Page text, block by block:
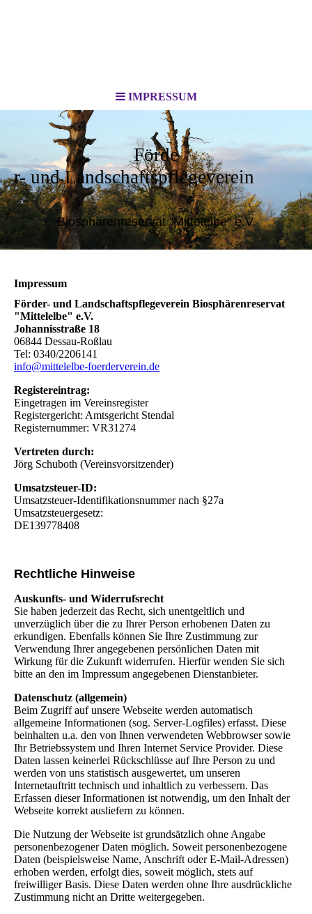
IMPRESSUM
Förde
r- und Landschaftspflegeverein
Biosphärenreservat "Mittelelbe" e.V.
Impressum
Förder- und Landschaftspflegeverein Biosphärenreservat
"Mittelelbe" e.V.
Johannisstraße 18
06844 Dessau-Roßlau
Tel: 0340/2206141
info@mittelelbe-foerderverein.de
Registereintrag:
Eingetragen im Vereinsregister
Registergericht: Amtsgericht Stendal
Registernummer: VR31274
Vertreten durch:
Jörg Schuboth (Vereinsvorsitzender)
Umsatzsteuer-ID:
Umsatzsteuer-Identifikationsnummer nach §27a
Umsatzsteuergesetz:
DE139778408
Rechtliche Hinweise
Auskunfts- und Widerrufsrecht
Sie haben jederzeit das Recht, sich unentgeltlich und
unverzüglich über die zu Ihrer Person erhobenen Daten zu
erkundigen. Ebenfalls können Sie Ihre Zustimmung zur
Verwendung Ihrer angegebenen persönlichen Daten mit
Wirkung für die Zukunft widerrufen. Hierfür wenden Sie sich
bitte an den im Impressum angegebenen Dienstanbieter.
Datenschutz (allgemein)
Beim Zugriff auf unsere Webseite werden automatisch
allgemeine Informationen (sog. Server-Logfiles) erfasst. Diese
beinhalten u.a. den von Ihnen verwendeten Webbrowser sowie
Ihr Betriebssystem und Ihren Internet Service Provider. Diese
Daten lassen keinerlei Rückschlüsse auf Ihre Person zu und
werden von uns statistisch ausgewertet, um unseren
Internetauftritt technisch und inhaltlich zu verbessern. Das
Erfassen dieser Informationen ist notwendig, um den Inhalt der
Webseite korrekt ausliefern zu können.
Die Nutzung der Webseite ist grundsätzlich ohne Angabe
personenbezogener Daten möglich. Soweit personenbezogene
Daten (beispielsweise Name, Anschrift oder E-Mail-Adressen)
erhoben werden, erfolgt dies, soweit möglich, stets auf
freiwilliger Basis. Diese Daten werden ohne Ihre ausdrückliche
Zustimmung nicht an Dritte weitergegeben.